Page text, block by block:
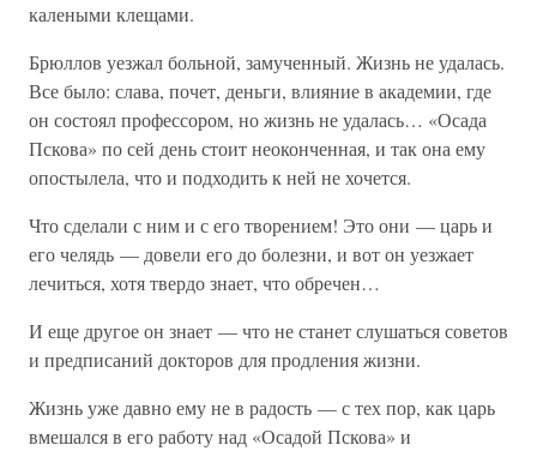
калеными клещами.
Брюллов уезжал больной, замученный. Жизнь не удалась.
Все было: слава, почет, деньги, влияние в академии, где
он состоял профессором, но жизнь не удалась… «Осада
Пскова» по сей день стоит неоконченная, и так она ему
опостылела, что и подходить к ней не хочется.
Что сделали с ним и с его творением! Это они — царь и
его челядь — довели его до болезни, и вот он уезжает
лечиться, хотя твердо знает, что обречен…
И еще другое он знает — что не станет слушаться советов
и предписаний докторов для продления жизни.
Жизнь уже давно ему не в радость — с тех пор, как царь
вмешался в его работу над «Осадой Пскова» и